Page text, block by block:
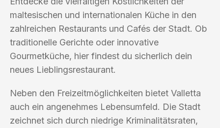
maltesischen und internationalen Küche in den
zahlreichen Restaurants und Cafés der Stadt. Ob
traditionelle Gerichte oder innovative
Gourmetküche, hier findest du sicherlich dein
neues Lieblingsrestaurant.
Neben den Freizeitmöglichkeiten bietet Valletta
auch ein angenehmes Lebensumfeld. Die Stadt
zeichnet sich durch niedrige Kriminalitätsraten,